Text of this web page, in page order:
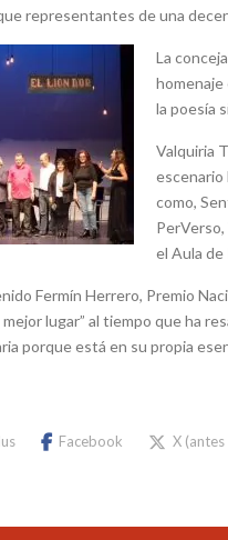
representantes de una
La
la poesía
Valquiria
escenario
como,
el Aula de
Fermín Herrero, Premio
lugar” al tiempo que ha
porque está en su propia
Facebook X